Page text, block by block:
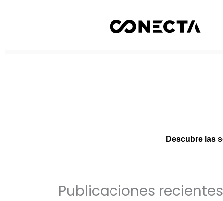
Descubre las
Publicaciones recientes